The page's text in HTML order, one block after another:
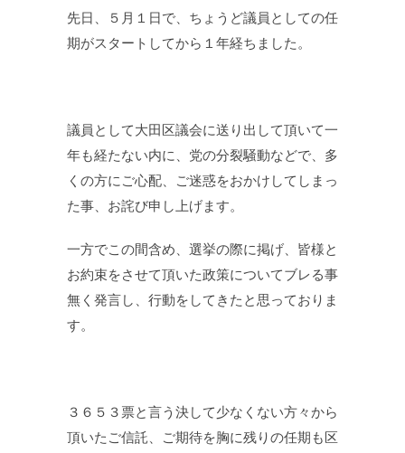
先日、５月１日で、ちょうど議員としての任
期がスタートしてから１年経ちました。
議員として大田区議会に送り出して頂いて一
年も経たない内に、党の分裂騒動などで、多
くの方にご心配、ご迷惑をおかけしてしまっ
た事、お詫び申し上げます。
一方でこの間含め、選挙の際に掲げ、皆様と
お約束をさせて頂いた政策についてブレる事
無く発言し、行動をしてきたと思っておりま
す。
３６５３票と言う決して少なくない方々から
頂いたご信託、ご期待を胸に残りの任期も区